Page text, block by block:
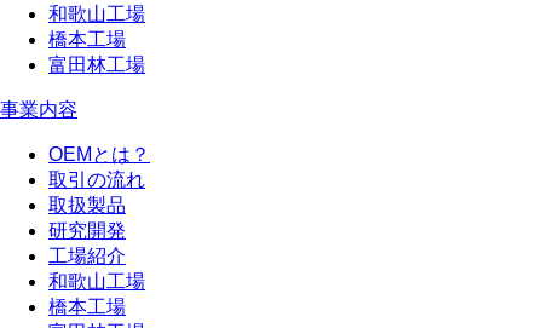
和歌山工場
橋本工場
富田林工場
事業内容
OEMとは？
取引の流れ
取扱製品
研究開発
工場紹介
和歌山工場
橋本工場